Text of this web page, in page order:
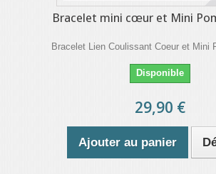
Bracelet mini cœur et Mini
Bracelet Lien Coulissant Coeur et Mini
Disponible
29,90 €
Ajouter au panier